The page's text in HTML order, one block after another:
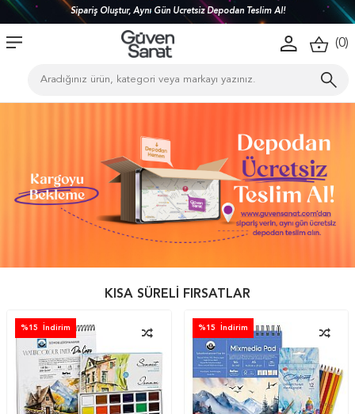
Sipariş Oluştur, Aynı Gün Ücretsiz Depodan Teslim Al!
(0)
KISA SÜRELİ FIRSATLAR
% 15 İndirim % 15 İndirim